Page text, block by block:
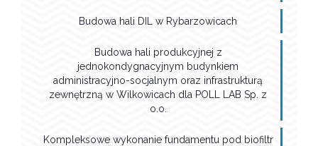
Budowa hali DIL w Rybarzowicach
Budowa hali produkcyjnej z
jednokondygnacyjnym budynkiem
administracyjno-socjalnym oraz infrastrukturą
zewnętrzną w Wilkowicach dla POLL LAB Sp. z
o.o.
Kompleksowe wykonanie fundamentu pod biofiltr